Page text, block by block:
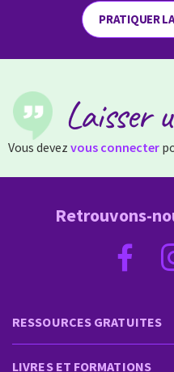
PRATIQUER
Laisser
Vous devez vous connecter
RESSOURCES GRATUITES
LIVRES ET FORMATIONS
Retrouvons-